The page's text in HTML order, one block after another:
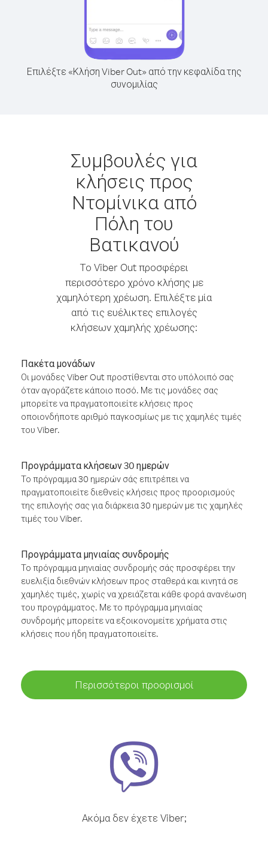
Επιλέξτε «Κλήση Viber Out» από την κεφαλίδα της
συνομιλίας
Συμβουλές για
κλήσεις προς
Ντομίνικα από
Πόλη του
Βατικανού
Το Viber Out προσφέρει
περισσότερο χρόνο κλήσης με
χαμηλότερη χρέωση. Επιλέξτε μία
από τις ευέλικτες επιλογές
κλήσεων χαμηλής χρέωσης:
Πακέτα μονάδων
Οι μονάδες Viber Out προστίθενται στο υπόλοιπό σας
όταν αγοράζετε κάποιο ποσό. Με τις μονάδες σας
μπορείτε να πραγματοποιείτε κλήσεις προς
οποιονδήποτε αριθμό παγκοσμίως με τις χαμηλές τιμές
του Viber.
Προγράμματα κλήσεων 30 ημερών
Το πρόγραμμα 30 ημερών σάς επιτρέπει να
πραγματοποιείτε διεθνείς κλήσεις προς προορισμούς
της επιλογής σας για διάρκεια 30 ημερών με τις χαμηλές
τιμές του Viber.
Προγράμματα μηνιαίας συνδρομής
Το πρόγραμμα μηνιαίας συνδρομής σάς προσφέρει την
ευελιξία διεθνών κλήσεων προς σταθερά και κινητά σε
χαμηλές τιμές, χωρίς να χρειάζεται κάθε φορά ανανέωση
του προγράμματος. Με το πρόγραμμα μηνιαίας
συνδρομής μπορείτε να εξοικονομείτε χρήματα στις
κλήσεις που ήδη πραγματοποιείτε.
Περισσότεροι προορισμοί
Ακόμα δεν έχετε Viber;